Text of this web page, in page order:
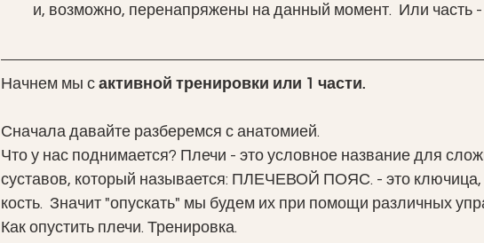
и, возможно, перенапряжены на данный момент.  Или часть -
Начнем мы с активной тренировки или 1 части.
Сначала давайте разберемся с анатомией.
Что у нас поднимается? Плечи - это условное название для
суставов, который называется: ПЛЕЧЕВОЙ ПОЯС. - это ключица,
кость.  Значит "опускать" мы будем их при помощи различных
Как опустить плечи. Тренировка.